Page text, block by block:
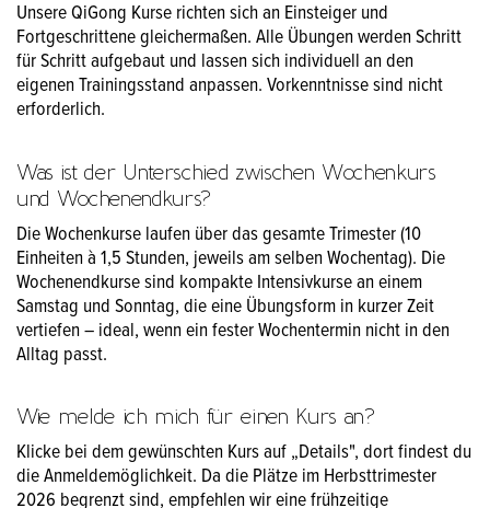
Unsere QiGong Kurse richten sich an Einsteiger und
Fortgeschrittene gleichermaßen. Alle Übungen werden Schritt
für Schritt aufgebaut und lassen sich individuell an den
eigenen Trainingsstand anpassen. Vorkenntnisse sind nicht
erforderlich.
Was ist der Unterschied zwischen Wochenkurs
und Wochenendkurs?
Die Wochenkurse laufen über das gesamte Trimester (10
Einheiten à 1,5 Stunden, jeweils am selben Wochentag). Die
Wochenendkurse sind kompakte Intensivkurse an einem
Samstag und Sonntag, die eine Übungsform in kurzer Zeit
vertiefen – ideal, wenn ein fester Wochentermin nicht in den
Alltag passt.
Wie melde ich mich für einen Kurs an?
Klicke bei dem gewünschten Kurs auf „Details", dort findest du
die Anmeldemöglichkeit. Da die Plätze im Herbsttrimester
2026 begrenzt sind, empfehlen wir eine frühzeitige